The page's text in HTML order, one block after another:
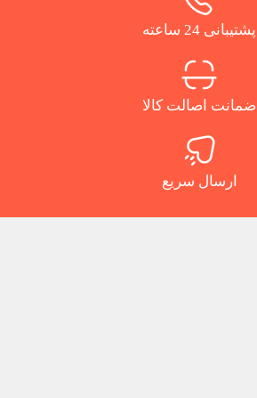
پشتیبانی 24 ساعته
ضمانت اصالت کالا
ارسال سریع